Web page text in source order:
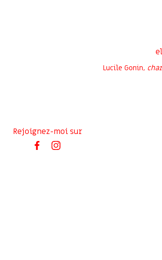
Lucile Gonin,
Rejoignez-moi sur